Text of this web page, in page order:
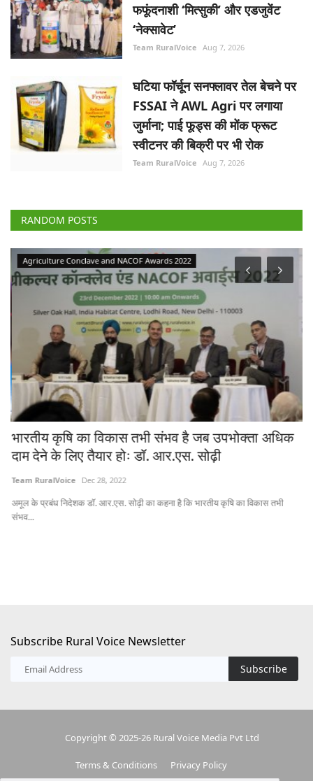
फफूंदनाशी ‘मित्सुकी’ और एडजुवेंट
‘नेक्सावेट’
Team RuralVoice Aug 7, 2026
घटिया फॉर्चून सनफ्लावर तेल बेचने पर
FSSAI ने AWL Agri पर लगाया
जुर्माना; पाई फूड्स की मोंक फ्रूट
स्वीटनर की बिक्री पर भी रोक
Team RuralVoice Aug 7, 2026
RANDOM POSTS
Agriculture Conclave and NACOF Awards 2022
भारतीय कृषि का विकास तभी संभव है जब उपभोक्ता अधिक
दाम देने के लिए तैयार होः डॉ. आर.एस. सोढ़ी
Team RuralVoice Dec 28, 2022
अमूल के प्रबंध निदेशक डॉ. आर.एस. सोढ़ी का कहना है कि भारतीय कृषि का विकास तभी
संभव...
Subscribe Rural Voice Newsletter
Subscribe
Copyright © 2025-26 Rural Voice Media Pvt Ltd
Terms & Conditions Privacy Policy